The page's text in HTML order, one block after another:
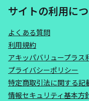
サイトの利用に
よくある質問
利用規約
アキッパバリュープラス
プライバシーポリシー
特定商取引法に関する記
情報セキュリティ基本方